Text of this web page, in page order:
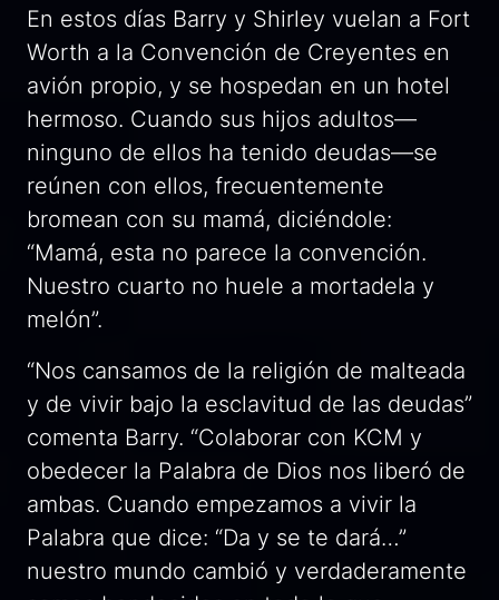
En estos días Barry y Shirley vuelan a Fort
Worth a la Convención de Creyentes en
avión propio, y se hospedan en un hotel
hermoso. Cuando sus hijos adultos—
ninguno de ellos ha tenido deudas—se
reúnen con ellos, frecuentemente
bromean con su mamá, diciéndole:
“Mamá, esta no parece la convención.
Nuestro cuarto no huele a mortadela y
melón”.
“Nos cansamos de la religión de malteada
y de vivir bajo la esclavitud de las deudas”
comenta Barry. “Colaborar con KCM y
obedecer la Palabra de Dios nos liberó de
ambas. Cuando empezamos a vivir la
Palabra que dice: “Da y se te dará…”
nuestro mundo cambió y verdaderamente